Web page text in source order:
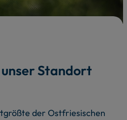
Standort
der Ostfriesischen